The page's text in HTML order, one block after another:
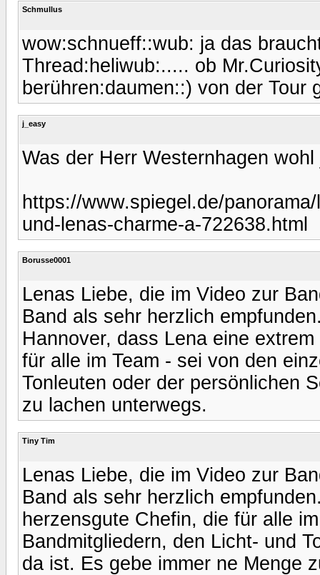
Schmullus
wow:schnueff::wub: ja das
Thread:heliwub:..... ob
berühren:daumen::) von der Tour
j_easy
Was der Herr Westernhagen
https://www.spiegel.de/
und-lenas-charme-a-722638.html
Borusse0001
Lenas Liebe, die im Video zur
Band als sehr herzlich
Hannover, dass Lena eine
für alle im Team - sei von den
Tonleuten oder der persönlichen
zu lachen unterwegs.
Tiny Tim
Lenas Liebe, die im Video zur
Band als sehr herzlich
herzensgute Chefin, die für alle
Bandmitgliedern, den Licht- und
da ist. Es gebe immer ne Menge